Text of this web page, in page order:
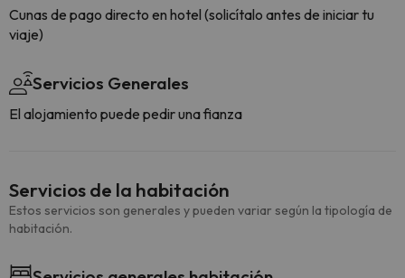
Cunas de pago directo en hotel (solicítalo antes de iniciar tu
viaje)
Servicios Generales
El alojamiento puede pedir una fianza
Servicios de la habitación
Estos servicios son generales y pueden variar según la tipología de
habitación.